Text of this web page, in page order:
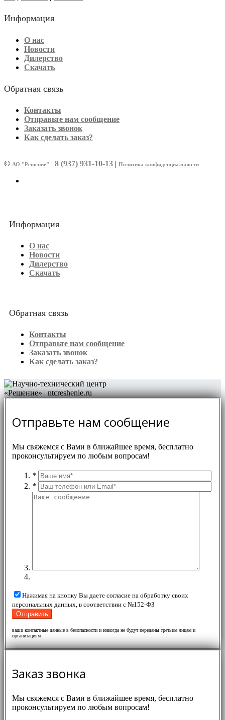
Информация
О нас
Новости
Дилерство
Скачать
Обратная связь
Контакты
Отправьте нам сообщение
Заказать звонок
Как сделать заказ?
© АО "Решение" | 8 (937) 931-10-13 | Политика конфиденциальности
Информация
О нас
Новости
Дилерство
Скачать
Обратная связь
Контакты
Отправьте нам сообщение
Заказать звонок
Как сделать заказ?
Отправьте нам сообщение
Мы свяжемся с Вами в ближайшее время, бесплатно
проконсультируем по любым вопросам!
*
*
Нажимая на кнопку Вы даете согласие на обработку своих
персональных данных, в соответствии с №152-ФЗ
ваши контактные данные в безопасности и никогда не будут переданы третьим лицам и
организациям
Заказ звонка
Мы свяжемся с Вами в ближайшее время, бесплатно
проконсультируем по любым вопросам!